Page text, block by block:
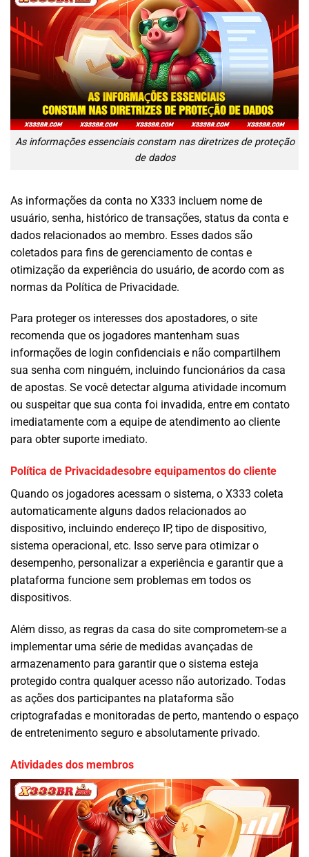
As informações essenciais constam nas diretrizes de proteção
de dados
As informações da conta no X333 incluem nome de
usuário, senha, histórico de transações, status da conta e
dados relacionados ao membro. Esses dados são
coletados para fins de gerenciamento de contas e
otimização da experiência do usuário, de acordo com as
normas da Política de Privacidade.
Para proteger os interesses dos apostadores, o site
recomenda que os jogadores mantenham suas
informações de login confidenciais e não compartilhem
sua senha com ninguém, incluindo funcionários da casa
de apostas. Se você detectar alguma atividade incomum
ou suspeitar que sua conta foi invadida, entre em contato
imediatamente com a equipe de atendimento ao cliente
para obter suporte imediato.
Política de Privacidadesobre equipamentos do cliente
Quando os jogadores acessam o sistema, o X333 coleta
automaticamente alguns dados relacionados ao
dispositivo, incluindo endereço IP, tipo de dispositivo,
sistema operacional, etc. Isso serve para otimizar o
desempenho, personalizar a experiência e garantir que a
plataforma funcione sem problemas em todos os
dispositivos.
Além disso, as regras da casa do site comprometem-se a
implementar uma série de medidas avançadas de
armazenamento para garantir que o sistema esteja
protegido contra qualquer acesso não autorizado. Todas
as ações dos participantes na plataforma são
criptografadas e monitoradas de perto, mantendo o espaço
de entretenimento seguro e absolutamente privado.
Atividades dos membros